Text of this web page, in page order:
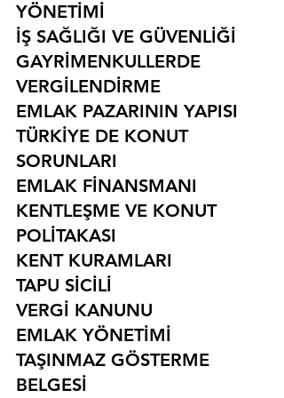
YÖNETİMİ
İŞ SAĞLIĞI VE GÜVENLİĞİ
GAYRİMENKULLERDE
VERGİLENDİRME
EMLAK PAZARININ YAPISI
TÜRKİYE DE KONUT
SORUNLARI
EMLAK FİNANSMANI
KENTLEŞME VE KONUT
POLİTAKASI
KENT KURAMLARI
TAPU SİCİLİ
VERGİ KANUNU
EMLAK YÖNETİMİ
TAŞINMAZ GÖSTERME
BELGESİ